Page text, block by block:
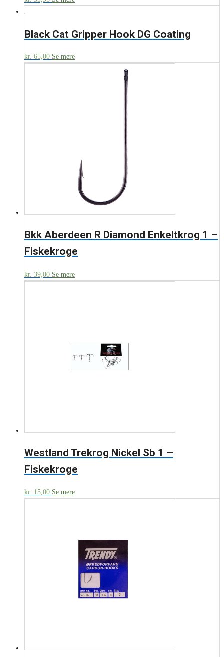
Black Cat Gripper Hook DG Coating
kr. 65,00 Se mere
Bkk Aberdeen R Diamond Enkeltkrog 1 –
Fiskekroge
kr. 39,00 Se mere
Westland Trekrog Nickel Sb 1 –
Fiskekroge
kr. 15,00 Se mere